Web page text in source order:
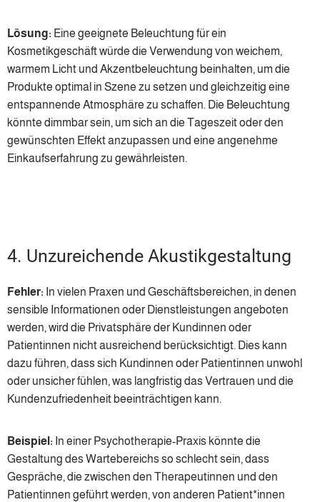
Lösung: Eine geeignete Beleuchtung für ein
Kosmetikgeschäft würde die Verwendung von weichem,
warmem Licht und Akzentbeleuchtung beinhalten, um die
Produkte optimal in Szene zu setzen und gleichzeitig eine
entspannende Atmosphäre zu schaffen. Die Beleuchtung
könnte dimmbar sein, um sich an die Tageszeit oder den
gewünschten Effekt anzupassen und eine angenehme
Einkaufserfahrung zu gewährleisten.
4. Unzureichende Akustikgestaltung
Fehler: In vielen Praxen und Geschäftsbereichen, in denen
sensible Informationen oder Dienstleistungen angeboten
werden, wird die Privatsphäre der Kundinnen oder
Patientinnen nicht ausreichend berücksichtigt. Dies kann
dazu führen, dass sich Kundinnen oder Patientinnen unwohl
oder unsicher fühlen, was langfristig das Vertrauen und die
Kundenzufriedenheit beeinträchtigen kann.
Beispiel: In einer Psychotherapie-Praxis könnte die
Gestaltung des Wartebereichs so schlecht sein, dass
Gespräche, die zwischen den Therapeutinnen und den
Patientinnen geführt werden, von anderen Patient*innen